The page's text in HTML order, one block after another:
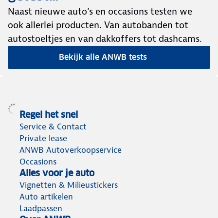
Naast nieuwe auto’s en occasions testen we
ook allerlei producten. Van autobanden tot
autostoeltjes en van dakkoffers tot dashcams.
Bekijk alle ANWB tests
Regel het snel
Service & Contact
Private lease
ANWB Autoverkoopservice
Occasions
Alles voor je auto
Vignetten & Milieustickers
Auto artikelen
Laadpassen